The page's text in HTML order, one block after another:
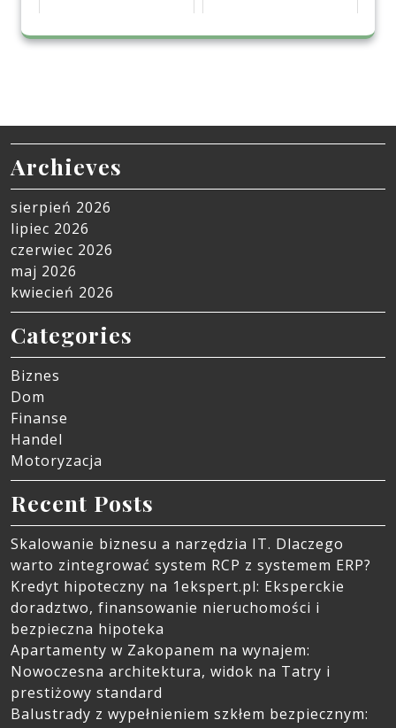
Archieves
sierpień 2026
lipiec 2026
czerwiec 2026
maj 2026
kwiecień 2026
Categories
Biznes
Dom
Finanse
Handel
Motoryzacja
Recent Posts
Skalowanie biznesu a narzędzia IT. Dlaczego
warto zintegrować system RCP z systemem ERP?
Kredyt hipoteczny na 1ekspert.pl: Eksperckie
doradztwo, finansowanie nieruchomości i
bezpieczna hipoteka
Apartamenty w Zakopanem na wynajem:
Nowoczesna architektura, widok na Tatry i
prestiżowy standard
Balustrady z wypełnieniem szkłem bezpiecznym: